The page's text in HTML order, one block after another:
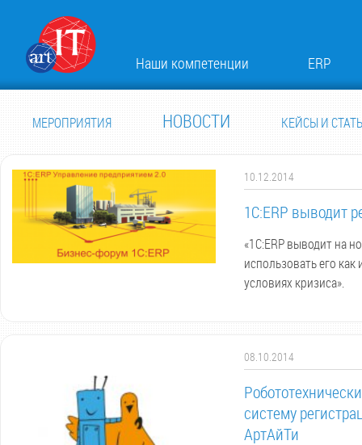
Наши компетенции ERP
МЕРОПРИЯТИЯ НОВОСТИ КЕЙСЫ И
10.12.2014
1С:ERP выводит
«1С:ERP выводит на
использовать его
условиях кризиса».
08.10.2014
систему
АртАйТи